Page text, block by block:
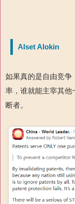
Alset Alokin
如果真的是自由竞争
率，谁就能主宰其他
断者。